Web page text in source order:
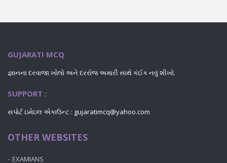
GUJARATI MCQ
જ્ઞાનના દરવાજા ખોલો અને દરરોજ અમારી સાથે કંઈક નવું શીખો.
SUPPORT :
સપોર્ટ ઇમેઇલ એકાઉન્ટ : gujaratimcq@yahoo.com
OTHER WEBSITES
EXAMIANS